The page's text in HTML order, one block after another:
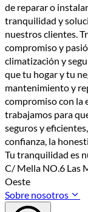
de reparar o
tranquilidad y
nuestros clientes.
compromiso y
climatización y
que tu hogar y tu
mantenimiento y
compromiso con la
trabajamos para
seguros y
confianza, la
Tu tranquilidad es
C/ Mella NO.6 Las
Oeste
Sobre nosotros